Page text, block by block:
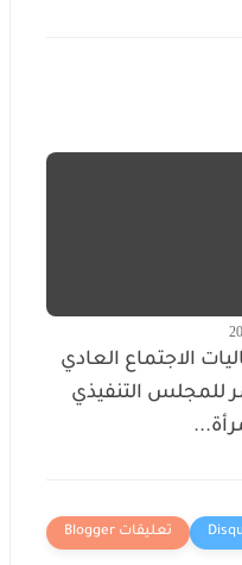
الاجتماع العادي
للمجلس التنفيذي